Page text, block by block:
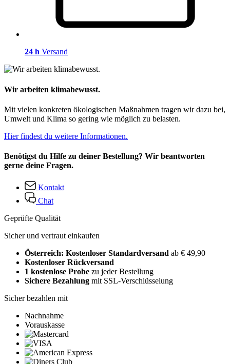
24 h Versand
Wir arbeiten klimabewusst.
Mit vielen konkreten ökologischen Maßnahmen tragen wir dazu bei,
Umwelt und Klima so gering wie möglich zu belasten.
Hier findest du weitere Informationen.
Benötigst du Hilfe zu deiner Bestellung? Wir beantworten
gerne deine Fragen.
Kontakt
Chat
Geprüfte Qualität
Sicher und vertraut einkaufen
Österreich: Kostenloser Standardversand ab € 49,90
Kostenloser Rückversand
1 kostenlose Probe zu jeder Bestellung
Sichere Bezahlung mit SSL-Verschlüsselung
Sicher bezahlen mit
Nachnahme
Vorauskasse